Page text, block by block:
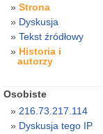
Strona
Dyskusja
Tekst źródłowy
Historia i
autorzy
Osobiste
216.73.217.114
Dyskusja tego IP